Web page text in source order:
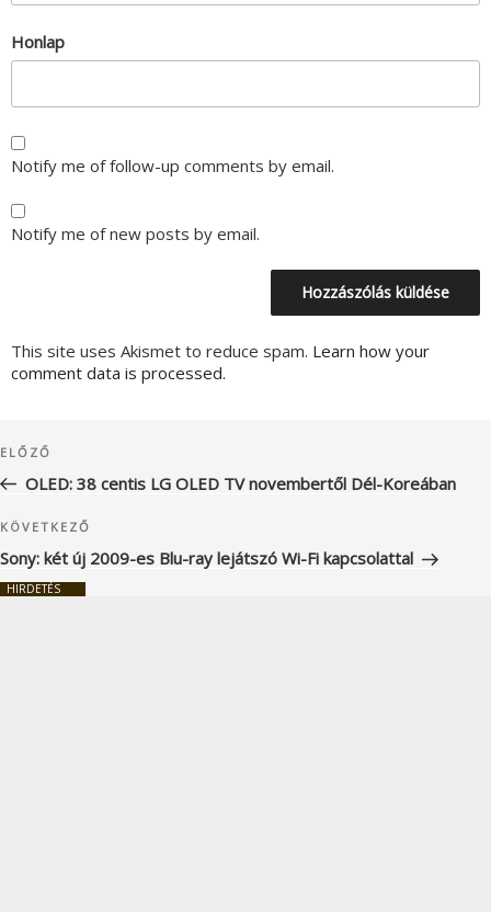
Honlap
Notify me of follow-up comments by email.
Notify me of new posts by email.
This site uses Akismet to reduce spam. Learn how your
comment data is processed.
navigáció
Korábbi
bejegyzés
ELŐZŐ
OLED: 38 centis LG OLED TV novembertől Dél-Koreában
Következő
bejegyzés
KÖVETKEZŐ
Sony: két új 2009-es Blu-ray lejátszó Wi-Fi kapcsolattal
HIRDETÉS